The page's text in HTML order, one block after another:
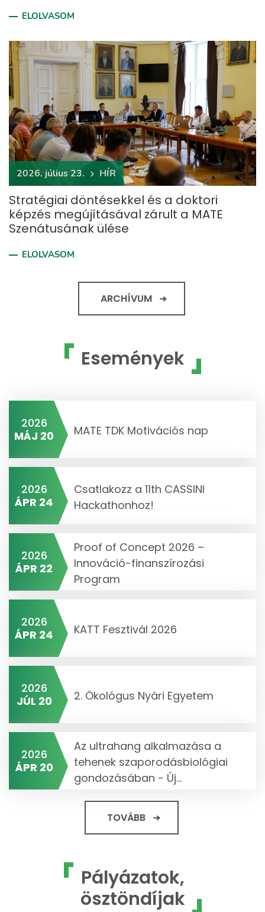
ELOLVASOM
2026. július 23. HÍR
Stratégiai döntésekkel és a doktori
képzés megújításával zárult a MATE
Szenátusának ülése
ELOLVASOM
ARCHÍVUM
Események
2026
MÁJ 20
MATE TDK Motivációs nap
2026
ÁPR 24
Csatlakozz a 11th CASSINI
Hackathonhoz!
2026
ÁPR 22
Proof of Concept 2026 –
Innováció-finanszírozási
Program
2026
ÁPR 24
KATT Fesztivál 2026
2026
JÚL 20
2. Ökológus Nyári Egyetem
2026
ÁPR 20
Az ultrahang alkalmazása a
tehenek szaporodásbiológiai
gondozásában - Új...
TOVÁBB
Pályázatok,
ösztöndíjak